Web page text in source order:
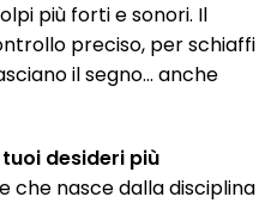
più forti e sonori. Il
preciso, per schiaffi
il segno… anche
desideri più
che nasce dalla disciplina